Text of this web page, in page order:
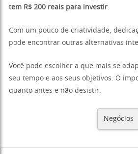
tem R$ 200 reais para investir.
Com um pouco de criatividade,
pode encontrar outras alternativas
Você pode escolher a que mais se
seu tempo e aos seus objetivos. O
quanto antes e não desistir.
Negócios